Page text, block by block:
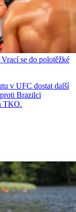
se do polotěžké
v UFC dostat další
Brazilci
TKO.